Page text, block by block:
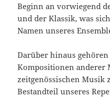
Beginn an vorwiegend
und der Klassik, was
Namen unseres
Darüber hinaus
Kompositionen anderer
zeitgenössischen
Bestandteil unseres